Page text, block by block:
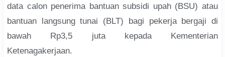
data calon penerima bantuan subsidi upah (BSU) atau
bantuan langsung tunai (BLT) bagi pekerja bergaji di
bawah Rp3,5 juta kepada Kementerian
Ketenagakerjaan.